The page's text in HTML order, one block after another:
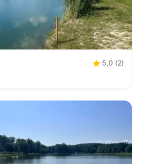
5,0 (2)